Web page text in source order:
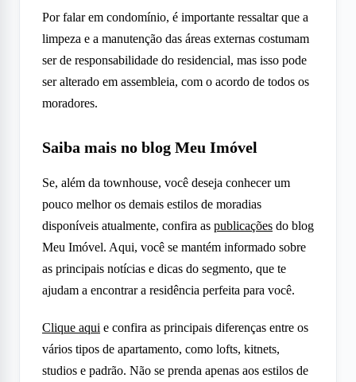
Por falar em condomínio, é importante ressaltar que a
limpeza e a manutenção das áreas externas costumam
ser de responsabilidade do residencial, mas isso pode
ser alterado em assembleia, com o acordo de todos os
moradores.
Saiba mais no blog Meu Imóvel
Se, além da townhouse, você deseja conhecer um
pouco melhor os demais estilos de moradias
disponíveis atualmente, confira as publicações do blog
Meu Imóvel. Aqui, você se mantém informado sobre
as principais notícias e dicas do segmento, que te
ajudam a encontrar a residência perfeita para você.
Clique aqui e confira as principais diferenças entre os
vários tipos de apartamento, como lofts, kitnets,
studios e padrão. Não se prenda apenas aos estilos de